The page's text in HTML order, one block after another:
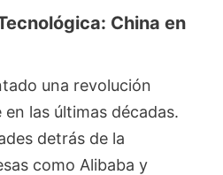
China en
una revolución
las últimas décadas.
detrás de la
como Alibaba y